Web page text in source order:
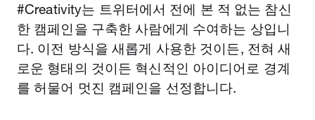
#Creativity는 트위터에서 전에 본 적 없는 참신
한 캠페인을 구축한 사람에게 수여하는 상입니
다. 이전 방식을 새롭게 사용한 것이든, 전혀 새
로운 형태의 것이든 혁신적인 아이디어로 경계
를 허물어 멋진 캠페인을 선정합니다.